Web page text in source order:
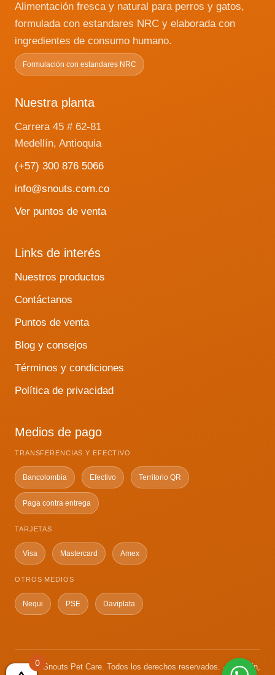
Alimentación fresca y natural para perros y gatos,
formulada con estandares NRC y elaborada con
ingredientes de consumo humano.
Formulación con estandares NRC
Nuestra planta
Carrera 45 # 62-81
Medellín, Antioquia
(+57) 300 876 5066
info@snouts.com.co
Ver puntos de venta
Links de interés
Nuestros productos
Contáctanos
Puntos de venta
Blog y consejos
Términos y condiciones
Política de privacidad
Medios de pago
TRANSFERENCIAS Y EFECTIVO
Bancolombia Efectivo Territorio QR
Paga contra entrega
TARJETAS
Visa Mastercard Amex
OTROS MEDIOS
Nequi PSE Daviplata
© 2026 Snouts Pet Care. Todos los derechos reservados. · Medellín,
0